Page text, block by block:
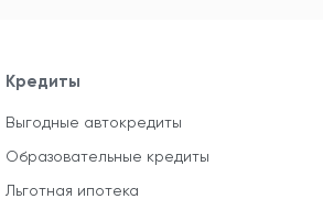
Кредиты
Выгодные автокредиты
Образовательные кредиты
Льготная ипотека